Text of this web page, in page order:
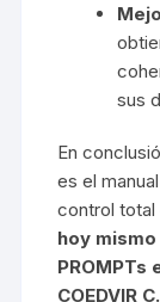
sus
En
es el
control total
hoy mismo
COEDVIR